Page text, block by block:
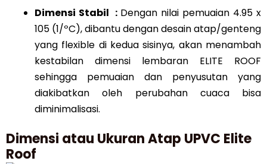
Dimensi Stabil : Dengan nilai pemuaian 4.95 x
105 (1/ºC), dibantu dengan desain atap/genteng
yang flexible di kedua sisinya, akan menambah
kestabilan dimensi lembaran ELITE ROOF
sehingga pemuaian dan penyusutan yang
diakibatkan oleh perubahan cuaca bisa
diminimalisasi.
Dimensi atau Ukuran Atap UPVC Elite
Roof